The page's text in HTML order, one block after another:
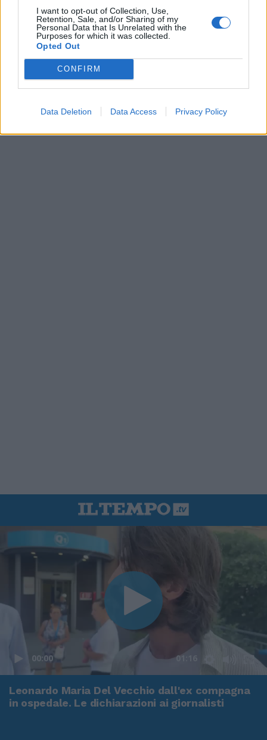
I want to opt-out of Collection, Use,
Retention, Sale, and/or Sharing of my
Personal Data that Is Unrelated with the
Purposes for which it was collected.
Opted Out
CONFIRM
Data Deletion Data Access Privacy Policy
00:00 01:16
Leonardo Maria Del Vecchio dall'ex compagna
in ospedale. Le dichiarazioni ai giornalisti